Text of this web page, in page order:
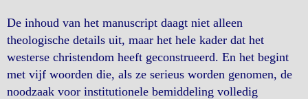
De inhoud van het manuscript daagt niet alleen
theologische details uit, maar het hele kader dat het
westerse christendom heeft geconstrueerd. En het begint
met vijf woorden die, als ze serieus worden genomen, de
noodzaak voor institutionele bemiddeling volledig